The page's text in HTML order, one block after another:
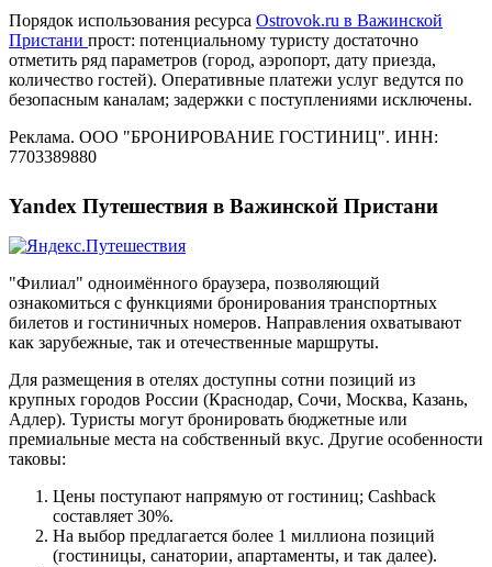
Порядок использования ресурса Ostrovok.ru в Важинской
Пристани прост: потенциальному туристу достаточно
отметить ряд параметров (город, аэропорт, дату приезда,
количество гостей). Оперативные платежи услуг ведутся по
безопасным каналам; задержки с поступлениями исключены.
Реклама. ООО "БРОНИРОВАНИЕ ГОСТИНИЦ". ИНН:
7703389880
Yandex Путешествия в Важинской Пристани
"Филиал" одноимённого браузера, позволяющий
ознакомиться с функциями бронирования транспортных
билетов и гостиничных номеров. Направления охватывают
как зарубежные, так и отечественные маршруты.
Для размещения в отелях доступны сотни позиций из
крупных городов России (Краснодар, Сочи, Москва, Казань,
Адлер). Туристы могут бронировать бюджетные или
премиальные места на собственный вкус. Другие особенности
таковы:
Цены поступают напрямую от гостиниц; Cashback
составляет 30%.
На выбор предлагается более 1 миллиона позиций
(гостиницы, санатории, апартаменты, и так далее).